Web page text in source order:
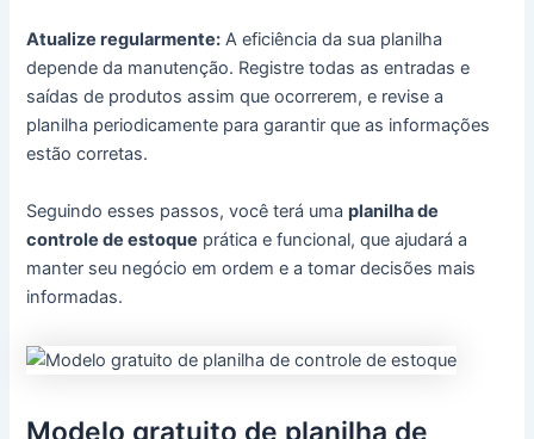
Atualize regularmente: A eficiência da sua planilha
depende da manutenção. Registre todas as entradas e
saídas de produtos assim que ocorrerem, e revise a
planilha periodicamente para garantir que as informações
estão corretas.
Seguindo esses passos, você terá umaplanilha de
controle de estoque prática e funcional, que ajudará a
manter seu negócio em ordem e a tomar decisões mais
informadas.
Modelo gratuito de planilha de